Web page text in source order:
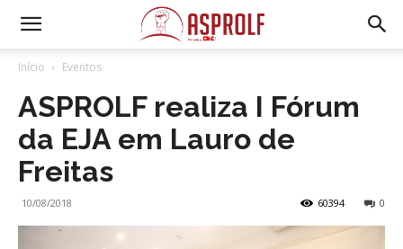
Início Eventos
ASPROLF realiza I Fórum
da EJA em Lauro de
Freitas
10/08/2018 0
60394